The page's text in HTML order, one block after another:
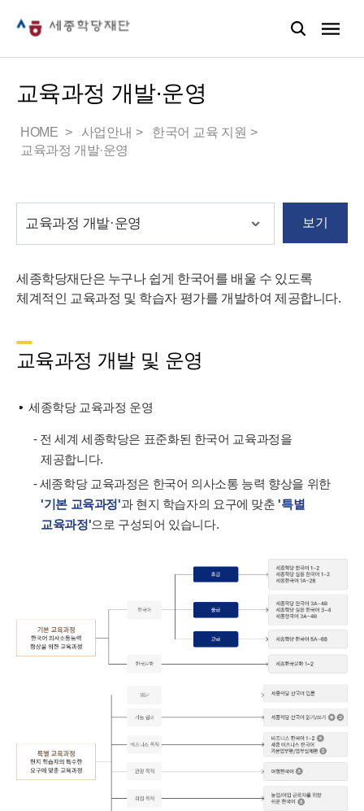
교육과정 개발·운영
HOME 사업안내
한국어 교육 지원
교육과정 개발·운영
보기
세종학당재단은 누구나 쉽게 한국어를 배울 수 있도록
체계적인 교육과정 및 학습자 평가를 개발하여 제공합니다.
교육과정 개발 및 운영
세종학당 교육과정 운영
- 전 세계 세종학당은 표준화된 한국어 교육과정을
제공합니다.
- 세종학당 교육과정은 한국어 의사소통 능력 향상을 위한
'기본 교육과정'과 현지 학습자의 요구에 맞춘'특별
교육과정'으로 구성되어 있습니다.